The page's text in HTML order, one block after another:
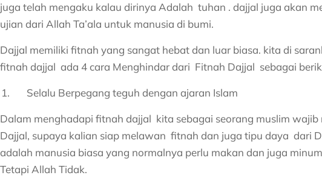
juga telah mengaku kalau dirinya Adalah tuhan . dajjal juga akan
ujian dari Allah Ta’ala untuk manusia di bumi.
Dajjal memiliki fitnah yang sangat hebat dan luar biasa. kita di
fitnah dajjal ada 4 cara Menghindar dari Fitnah Dajjal sebagai
Selalu Berpegang teguh dengan ajaran Islam
Dalam menghadapi fitnah dajjal kita sebagai seorang muslim
Dajjal, supaya kalian siap melawan fitnah dan juga tipu daya dari
adalah manusia biasa yang normalnya perlu makan dan juga
Tetapi Allah Tidak.